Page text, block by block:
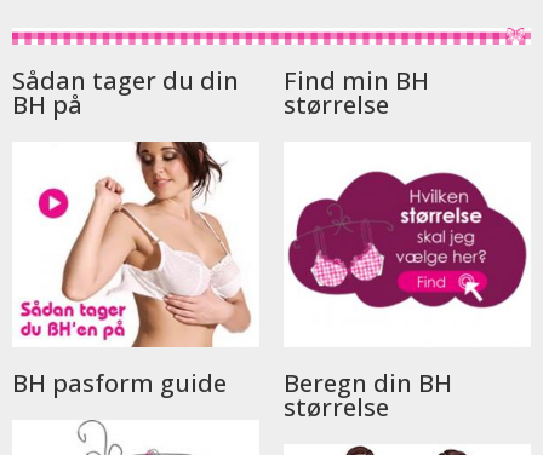
Sådan tager du din
BH på
Find min BH
størrelse
BH pasform guide Beregn din BH
størrelse